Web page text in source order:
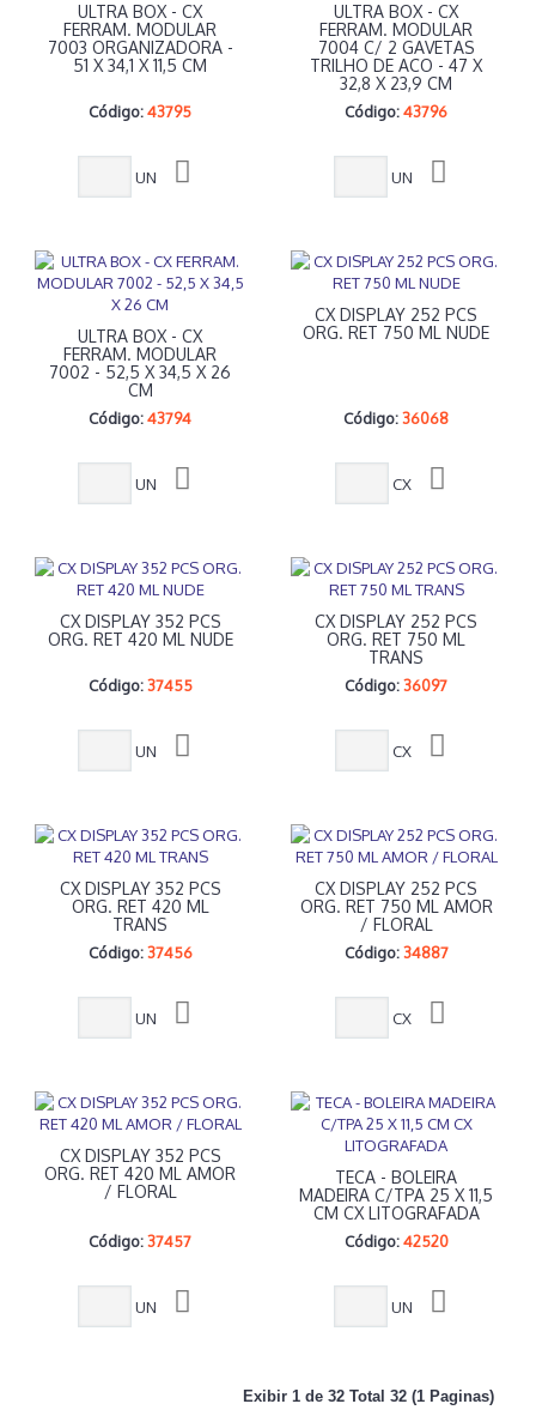
ULTRA BOX - CX
FERRAM. MODULAR
7003 ORGANIZADORA -
51 X 34,1 X 11,5 CM
Código:43795
UN
ULTRA BOX - CX
FERRAM. MODULAR
7004 C/ 2 GAVETAS
TRILHO DE ACO - 47 X
32,8 X 23,9 CM
Código:43796
UN
ULTRA BOX - CX
FERRAM. MODULAR
7002 - 52,5 X 34,5 X 26
CM
Código:43794
UN
CX DISPLAY 252 PCS
ORG. RET 750 ML NUDE
Código:36068
CX
CX DISPLAY 352 PCS
ORG. RET 420 ML NUDE
Código: 37455
UN
CX DISPLAY 252 PCS
ORG. RET 750 ML
TRANS
Código:36097
CX
CX DISPLAY 352 PCS
ORG. RET 420 ML
TRANS
Código: 37456
UN
CX DISPLAY 252 PCS
ORG. RET 750 ML AMOR
/ FLORAL
Código: 34887
CX
CX DISPLAY 352 PCS
ORG. RET 420 ML AMOR
/ FLORAL
Código:37457
UN
TECA - BOLEIRA
MADEIRA C/TPA 25 X 11,5
CM CX LITOGRAFADA
Código: 42520
UN
Exibir 1 de 32 Total 32 (1 Paginas)